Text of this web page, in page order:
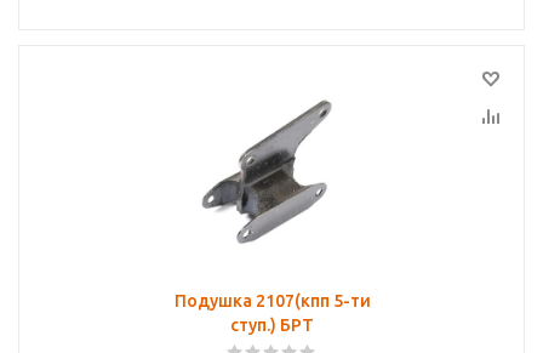
Подушка 2107(кпп 5-ти
ступ.) БРТ